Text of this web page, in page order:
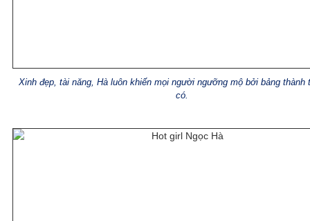
Xinh đẹp, tài năng, Hà luôn khiến mọi người ngưỡng mộ bởi bảng thành
có.